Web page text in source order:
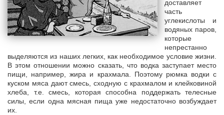
доставляет
часть
углекислоты и
водяных паров,
которые
непрестанно
выделяются из наших легких, как необходимое условие жизни.
В этом отношении можно сказать, что водка заступает место
пищи, например, жира и крахмала. Поэтому рюмка водки с
куском мяса дают смесь, сходную с крахмалом и клейковиной
хлеба, т.е. смесь, которая способна поддержать телесные
силы, если одна мясная пища уже недостаточно возбуждает
их.